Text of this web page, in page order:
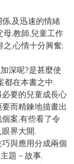
,及迅速的情緒
,教師,兒童工作
,心情十分興奮;
深呢?是甚麼使
都在本書之中.
要的兒童成長心
而精鍊地描畫出
案,有些看了令
界大開.
與應用分成兩個
題－故事.